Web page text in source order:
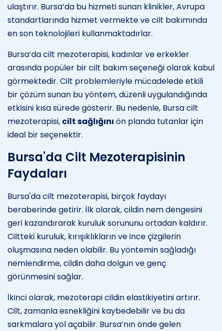
ulaştırır. Bursa’da bu hizmeti sunan klinikler, Avrupa
standartlarında hizmet vermekte ve cilt bakımında
en son teknolojileri kullanmaktadırlar.
Bursa’da cilt mezoterapisi, kadınlar ve erkekler
arasında popüler bir cilt bakım seçeneği olarak kabul
görmektedir. Cilt problemleriyle mücadelede etkili
bir çözüm sunan bu yöntem, düzenli uygulandığında
etkisini kısa sürede gösterir. Bu nedenle, Bursa cilt
mezoterapisi, cilt sağlığını ön planda tutanlar için
ideal bir seçenektir.
Bursa'da Cilt Mezoterapisinin
Faydaları
Bursa'da cilt mezoterapisi, birçok faydayı
beraberinde getirir. İlk olarak, cildin nem dengesini
geri kazandırarak kuruluk sorununu ortadan kaldırır.
Ciltteki kuruluk, kırışıklıkların ve ince çizgilerin
oluşmasına neden olabilir. Bu yöntemin sağladığı
nemlendirme, cildin daha dolgun ve genç
görünmesini sağlar.
İkinci olarak, mezoterapi cildin elastikiyetini artırır.
Cilt, zamanla esnekliğini kaybedebilir ve bu da
sarkmalara yol açabilir. Bursa’nın önde gelen